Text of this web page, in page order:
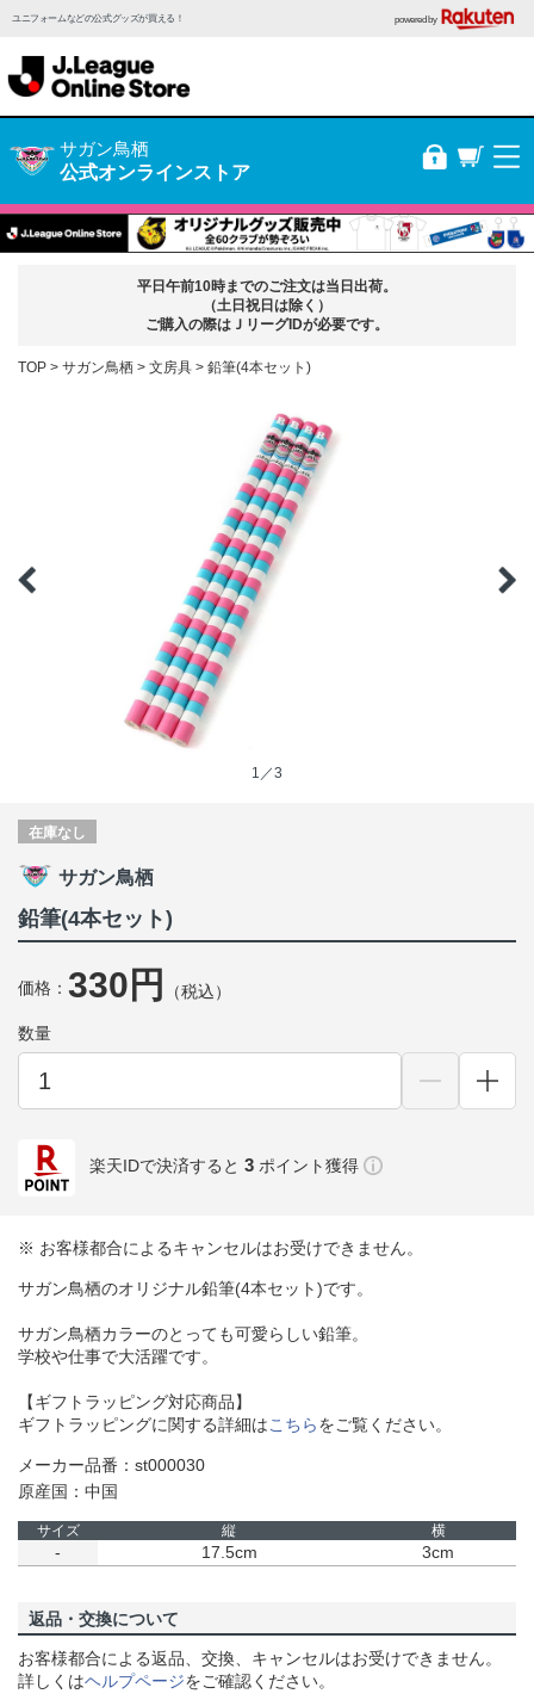
ユニフォームなどの公式グッズが買える！ powered by
サガン鳥栖
公式オンラインストア
平日午前10時までのご注文は当日出荷。
（土日祝日は除く）
ご購入の際はＪリーグIDが必要です。
TOP サガン鳥栖 文房具 鉛筆(4本セット)
1／3
在庫なし
サガン鳥栖
鉛筆(4本セット)
価格： 330円 （税込）
数量
楽天IDで決済すると 3 ポイント獲得
※ お客様都合によるキャンセルはお受けできません。
サガン鳥栖のオリジナル鉛筆(4本セット)です。
サガン鳥栖カラーのとっても可愛らしい鉛筆。
学校や仕事で大活躍です。
【ギフトラッピング対応商品】
ギフトラッピングに関する詳細はこちらをご覧ください。
メーカー品番：st000030
原産国：中国
サイズ 縦 横
- 17.5cm 3cm
返品・交換について
お客様都合による返品、交換、キャンセルはお受けできません。
詳しくはヘルプページをご確認ください。